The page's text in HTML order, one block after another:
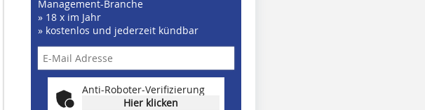
Management-Branche
» 18 x im Jahr
» kostenlos und jederzeit kündbar
Anti-Roboter-Verifizierung
Hier klicken